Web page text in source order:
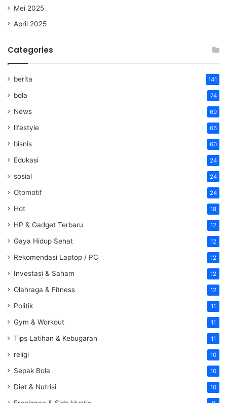
Mei 2025
April 2025
Categories
berita 141
bola 74
News 69
lifestyle 66
bisnis 60
Edukasi 24
sosial 24
Otomotif 24
Hot 18
HP & Gadget Terbaru 12
Gaya Hidup Sehat 12
Rekomendasi Laptop / PC 12
Investasi & Saham 12
Olahraga & Fitness 12
Politik 11
Gym & Workout 11
Tips Latihan & Kebugaran 11
religi 10
Sepak Bola 10
Diet & Nutrisi 10